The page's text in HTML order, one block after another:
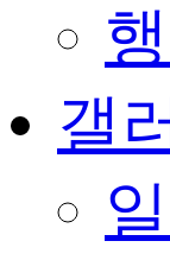
갤